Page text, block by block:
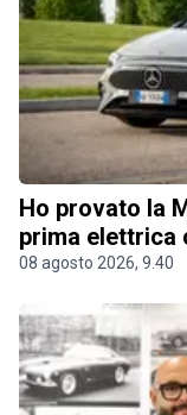
Ho provato la
prima elettrica
08 agosto 2026, 9.40